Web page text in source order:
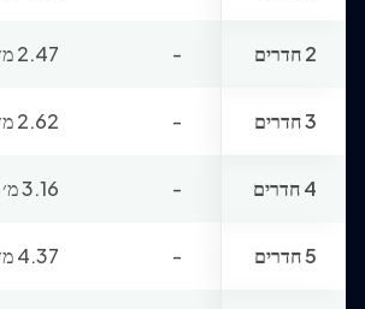
2 חדרים - 2.47 מ׳
3 חדרים - 2.62 מ׳
4 חדרים - 3.16 מ׳
5 חדרים - 4.37 מ׳